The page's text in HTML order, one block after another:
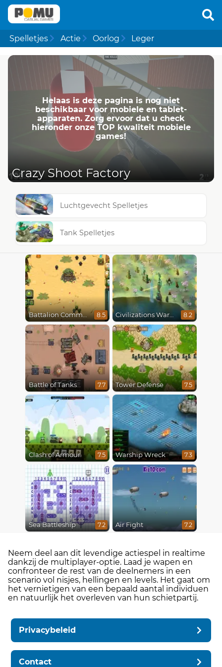
Spelletjes Actie Oorlog Leger
Helaas is deze pagina is nog niet
beschikbaar voor mobiele en tablet-
apparaten. Zorg ervoor dat u check
hieronder onze TOP kwaliteit mobiele
games!
Crazy Shoot Factory
Luchtgevecht Spelletjes
Tank Spelletjes
Battalion Commander 8.5 Civilizations Wars Master Edition 8.2
Battle of Tanks 7.7 Tower Defense 7.5
Clash of Armour 7.5 Warship Wreck 7.3
Sea Battleship 7.2 Air Fight 7.2
Neem deel aan dit levendige actiespel in realtime
dankzij de multiplayer-optie. Laad je wapen en
confronteer de rest van de deelnemers in een
scenario vol nisjes, hellingen en levels. Het gaat om
het vernietigen van een bepaald aantal individuen
en natuurlijk het overleven van hun schietpartij.
Privacybeleid
Contact